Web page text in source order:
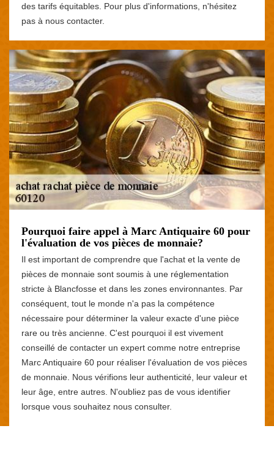
des tarifs équitables. Pour plus d'informations, n'hésitez
pas à nous contacter.
Pourquoi faire appel à Marc Antiquaire 60 pour
l'évaluation de vos pièces de monnaie?
Il est important de comprendre que l'achat et la vente de
pièces de monnaie sont soumis à une réglementation
stricte à Blancfosse et dans les zones environnantes. Par
conséquent, tout le monde n'a pas la compétence
nécessaire pour déterminer la valeur exacte d'une pièce
rare ou très ancienne. C'est pourquoi il est vivement
conseillé de contacter un expert comme notre entreprise
Marc Antiquaire 60 pour réaliser l'évaluation de vos pièces
de monnaie. Nous vérifions leur authenticité, leur valeur et
leur âge, entre autres. N'oubliez pas de vous identifier
lorsque vous souhaitez nous consulter.